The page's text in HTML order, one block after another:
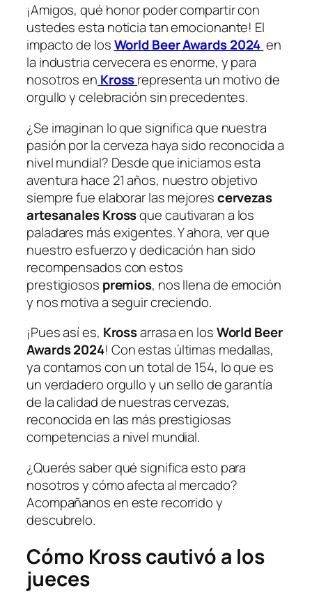
¡Amigos, qué honor poder compartir con
ustedes esta noticia tan emocionante! El
impacto de losWorld Beer Awards 2024 en
la industria cervecera es enorme, y para
nosotros en Krossrepresenta un motivo de
orgullo y celebración sin precedentes.
¿Se imaginan lo que significa que nuestra
pasión por la cerveza haya sido reconocida a
nivel mundial? Desde que iniciamos esta
aventura hace 21 años, nuestro objetivo
siempre fue elaborar las mejorescervezas
artesanales Krossque cautivaran a los
paladares más exigentes. Y ahora, ver que
nuestro esfuerzo y dedicación han sido
recompensados con estos
prestigiosos premios, nos llena de emoción
y nos motiva a seguir creciendo.
¡Pues así es, Krossarrasa en losWorld Beer
Awards 2024! Con estas últimas medallas,
ya contamos con un total de 154, lo que es
un verdadero orgullo y un sello de garantía
de la calidad de nuestras cervezas,
reconocida en las más prestigiosas
competencias a nivel mundial.
¿Querés saber qué significa esto para
nosotros y cómo afecta al mercado?
Acompañanos en este recorrido y
descubrelo.
Cómo Kross cautivó a los
jueces